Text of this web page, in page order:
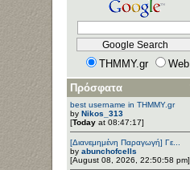
THMMY.gr
Web
Πρόσφατα
best username in THMMY.gr
by Nikos_313
[Today at 08:47:17]
[Διανεμημένη Παραγωγή] Γε...
by abunchofcells
[August 08, 2026, 22:50:58 pm]